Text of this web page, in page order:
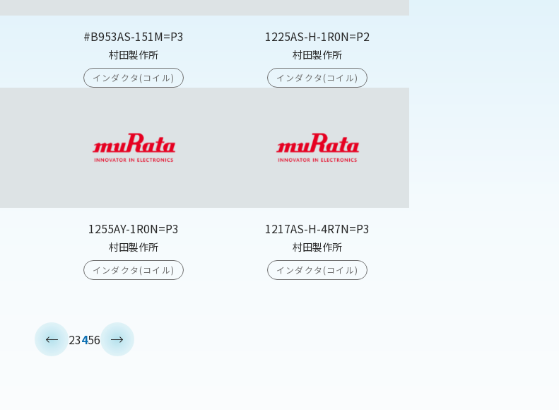
#B953AS-151M=P3
村田製作所
インダクタ(コイル)
1225AS-H-1R0N=P2
村田製作所
インダクタ(コイル)
1255AY-1R0N=P3
村田製作所
インダクタ(コイル)
1217AS-H-4R7N=P3
村田製作所
インダクタ(コイル)
23456